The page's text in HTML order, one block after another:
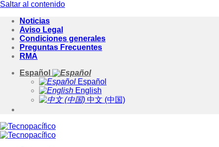
Saltar al contenido
Noticias
Aviso Legal
Condiciones generales
Preguntas Frecuentes
RMA
Español
Español
English
中文 (中国)